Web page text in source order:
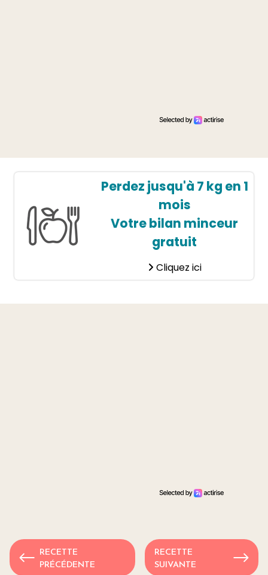
Perdez jusqu'à 7 kg en 1
mois
Votre bilan minceur
gratuit
Cliquez ici
RECETTE
PRÉCÉDENTE
RECETTE
SUIVANTE